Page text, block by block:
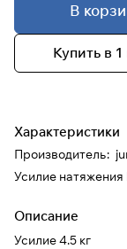
В
Купить в 1
Характеристики
Производитель:
Усилие натяжения
Описание
Усилие 4.5 кг
в